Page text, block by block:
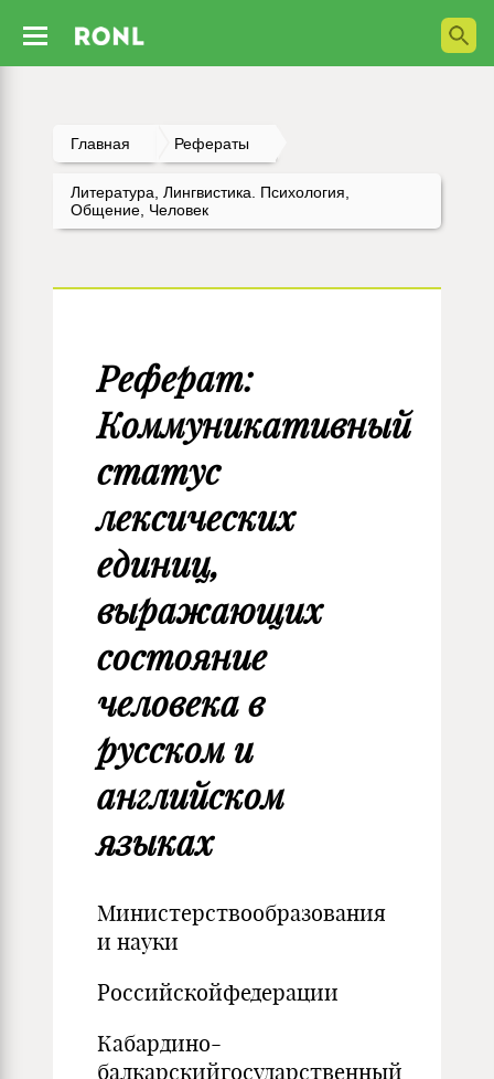
Главная Рефераты
Литература, Лингвистика. Психология,
Общение, Человек
Реферат:
Коммуникативный
статус
лексических
единиц,
выражающих
состояние
человека в
русском и
английском
языках
Министерствообразования
и науки
Российскойфедерации
Кабардино-
балкарскийгосударственный